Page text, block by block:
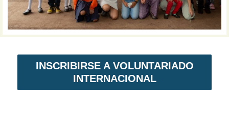
INSCRIBIRSE A VOLUNTARIADO
INTERNACIONAL